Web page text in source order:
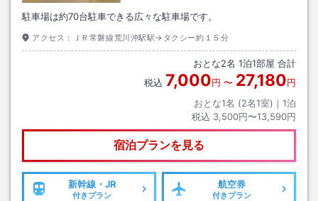
駐車場は約70台駐車できる広々な駐車場です。
アクセス： ＪＲ常磐線荒川沖駅駅→タクシー約１５分
おとな2名 1泊1部屋 合計
税込 7,000円 〜 27,180円
おとな1名 (2名1室)｜ 1泊
税込 3,500円〜13,590円
宿泊プランを見る
新幹線・JR
付きプラン
航空券
付きプラン